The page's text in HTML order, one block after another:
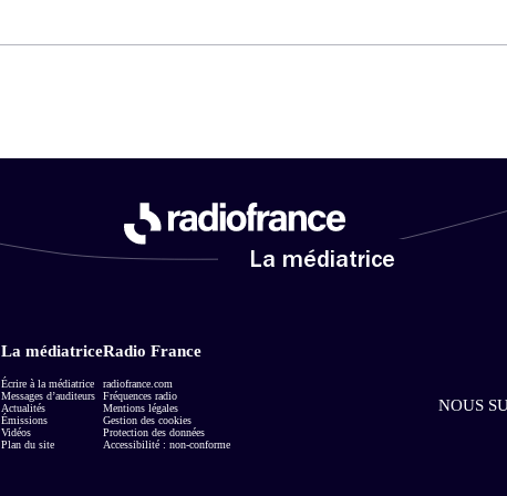
La médiatrice
La médiatrice
Écrire à la médiatrice
Messages d’auditeurs
Actualités
Émissions
Vidéos
Plan du site
Radio France
radiofrance.com
Fréquences radio
Mentions légales
Gestion des cookies
Protection des données
Accessibilité : non-conforme
NOUS